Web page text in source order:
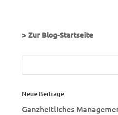
> Zur Blog-Startseite
Neue Beiträge
Ganzheitliches